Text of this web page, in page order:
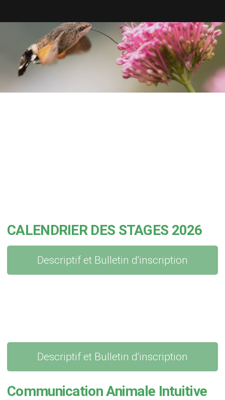
CALENDRIER DES STAGES 2026
Descriptif et Bulletin d'inscription
Descriptif et Bulletin d'inscription
Communication Animale Intuitive